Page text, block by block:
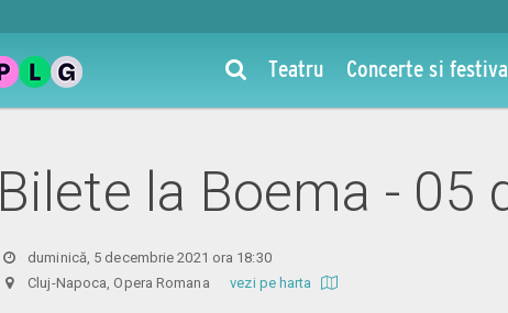
Teatru Concerte si
Bilete la Boema - 05
duminică, 5 decembrie 2021 ora 18:30
Cluj-Napoca, Opera Romanavezi pe harta